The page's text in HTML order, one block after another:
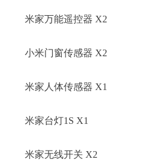
米家万能遥控器 X2
小米门窗传感器 X2
米家人体传感器 X1
米家台灯1S X1
米家无线开关 X2